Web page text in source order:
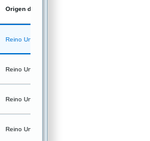
Origen de fabricación
Reino Unido
Reino Unido
Reino Unido
Reino Unido